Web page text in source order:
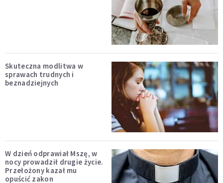
Skuteczna modlitwa w
sprawach trudnych i
beznadziejnych
W dzień odprawiał Mszę, w
nocy prowadził drugie życie.
Przełożony kazał mu
opuścić zakon